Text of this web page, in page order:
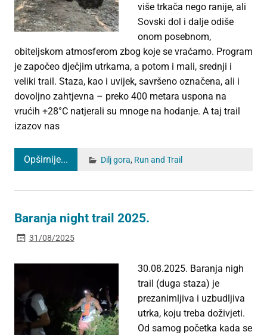
više trkača nego ranije, ali
Sovski dol i dalje odiše
onom posebnom,
obiteljskom atmosferom zbog koje se vraćamo. Program
je započeo dječjim utrkama, a potom i mali, srednji i
veliki trail. Staza, kao i uvijek, savršeno označena, ali i
dovoljno zahtjevna – preko 400 metara uspona na
vrućih +28°C natjerali su mnoge na hodanje. A taj trail
izazov nas
Opširnije... Dilj gora, Run and Trail
Baranja night trail 2025.
31/08/2025
30.08.2025. Baranja nigh
trail (duga staza) je
prezanimljiva i uzbudljiva
utrka, koju treba doživjeti.
Od samog početka kada se